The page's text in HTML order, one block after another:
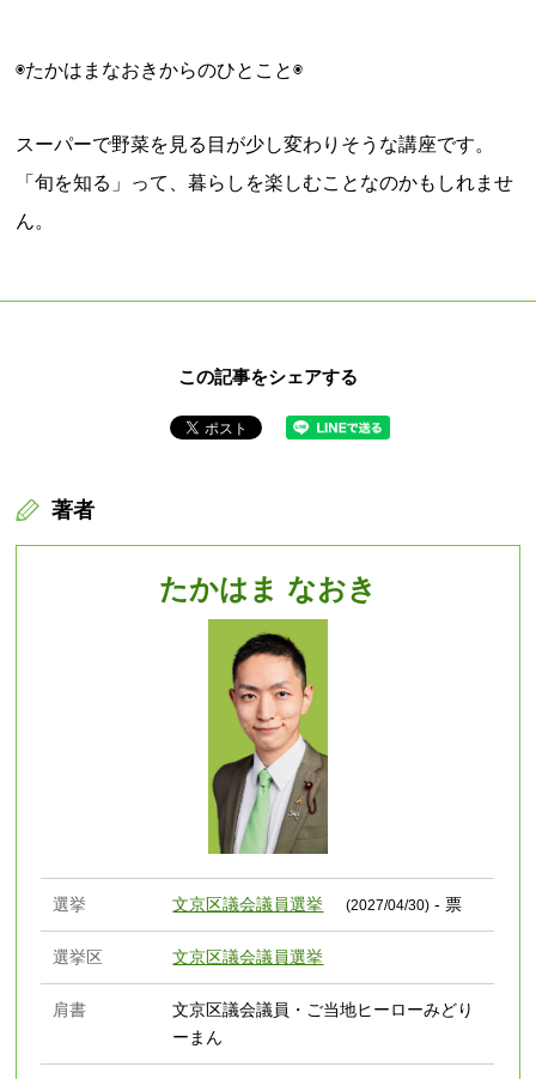
◉たかはまなおきからのひとこと◉
スーパーで野菜を見る目が少し変わりそうな講座です。
「旬を知る」って、暮らしを楽しむことなのかもしれませ
ん。
この記事をシェアする
著者
たかはま なおき
選挙 文京区議会議員選挙 (2027/04/30) - 票
選挙区 文京区議会議員選挙
肩書
文京区議会議員・ご当地ヒーローみどり
ーまん